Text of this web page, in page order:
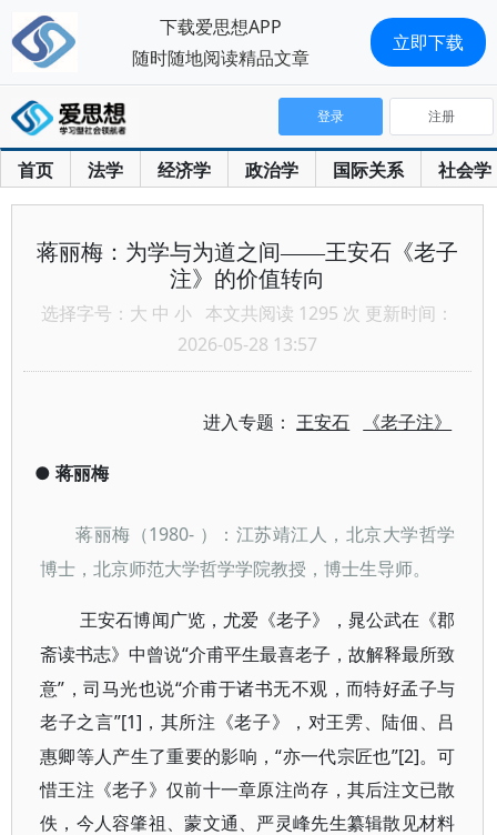
首页 法学 经济学 政治学 国际关系 社会学
登录 注册
蒋丽梅：为学与为道之间——王安石《老子
注》的价值转向
选择字号： 大 中 小 本文共阅读 1295 次 更新时间：
2026-05-28 13:57
进入专题：王安石 《老子注》
● 蒋丽梅
蒋丽梅（1980- ）：江苏靖江人，北京大学哲学
博士，北京师范大学哲学学院教授，博士生导师。
王安石博闻广览，尤爱《老子》，晁公武在《郡
斋读书志》中曾说“介甫平生最喜老子，故解释最所致
意”，司马光也说“介甫于诸书无不观，而特好孟子与
老子之言”[1] ，其所注《老子》，对王雱、陆佃、吕
惠卿等人产生了重要的影响，“亦一代宗匠也”[2]。可
惜王注《老子》仅前十一章原注尚存，其后注文已散
佚，今人容肇祖、蒙文通、严灵峰先生纂辑散见材料
下载爱思想APP
随时随地阅读精品文章
立即下载